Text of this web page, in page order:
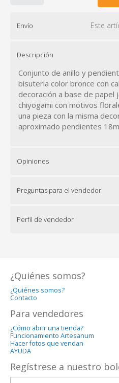
Envío Este
Descripción
Conjunto de anillo y
bisuteria color bronce con
decoración a base de papel
chiyogami con motivos
una pieza con la misma
aproximado pendientes
Opiniones
Preguntas para el vendedor
Perfil de vendedor
¿Quiénes somos?
¿Quiénes somos?
Contacto
Para vendedores
¿Cómo abrir una tienda?
Funcionamiento Artesanum
Hacer fotos que vendan
AYUDA
Regístrese a nuestro